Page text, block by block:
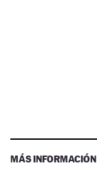
MÁS INFORMACIÓN